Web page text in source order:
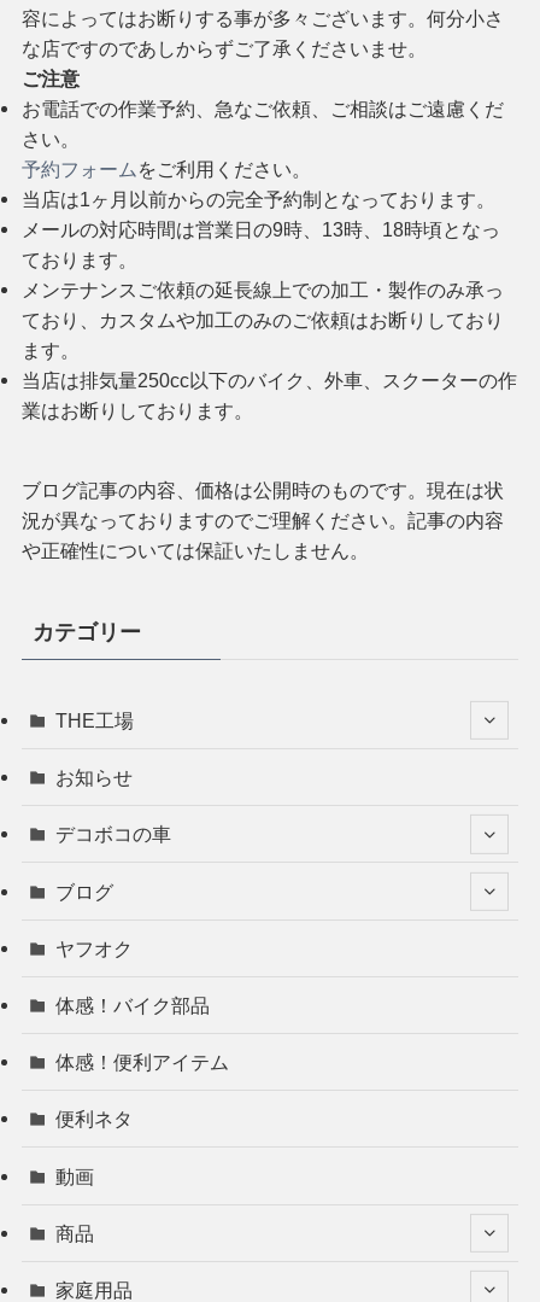
容によってはお断りする事が多々ございます。何分小さ
な店ですのであしからずご了承くださいませ。
ご注意
お電話での作業予約、急なご依頼、ご相談はご遠慮くだ
さい。
予約フォーム をご利用ください。
当店は1ヶ月以前からの完全予約制となっております。
メールの対応時間は営業日の9時、13時、18時頃となっ
ております。
メンテナンスご依頼の延長線上での加工・製作のみ承っ
ており、カスタムや加工のみのご依頼はお断りしており
ます。
当店は排気量250cc以下のバイク、外車、スクーターの作
業はお断りしております。
ブログ記事の内容、価格は公開時のものです。現在は状
況が異なっておりますのでご理解ください。記事の内容
や正確性については保証いたしません。
カテゴリー
THE工場
お知らせ
デコボコの車
ブログ
ヤフオク
体感！バイク部品
体感！便利アイテム
便利ネタ
動画
商品
家庭用品